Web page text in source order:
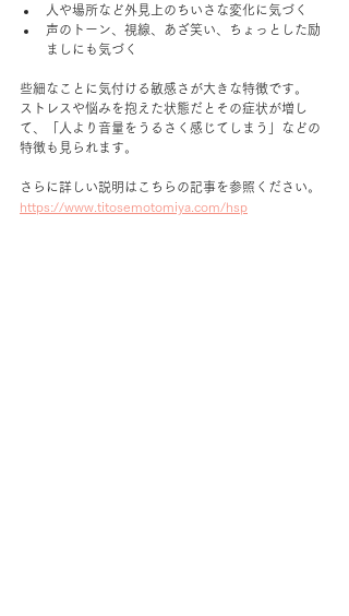
人や場所など外見上のちいさな変化に気づく
声のトーン、視線、あざ笑い、ちょっとした励
ましにも気づく
些細なことに気付ける敏感さが大きな特徴です。
ストレスや悩みを抱えた状態だとその症状が増し
て、「人より音量をうるさく感じてしまう」などの
特徴も見られます。
さらに詳しい説明はこちらの記事を参照ください。
https://www.titosemotomiya.com/hsp